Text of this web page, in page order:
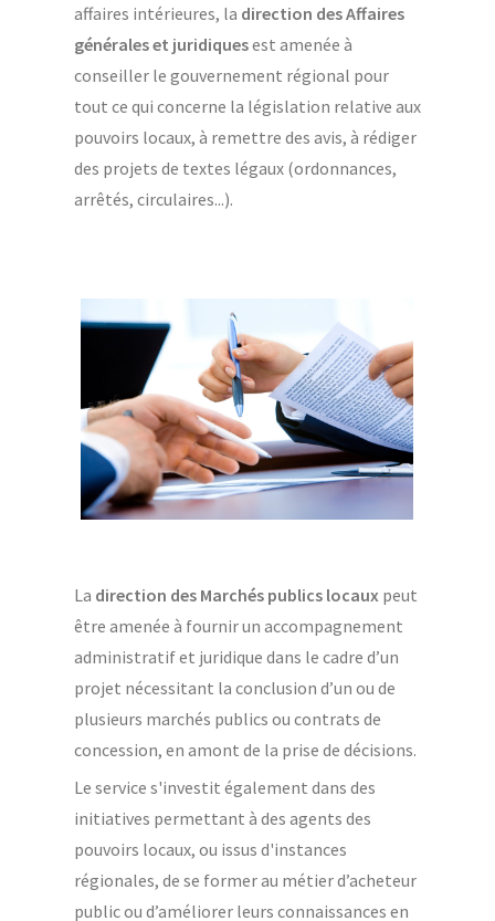
affaires intérieures, la direction des Affaires
générales et juridiquesest amenée à
conseiller le gouvernement régional pour
tout ce qui concerne la législation relative aux
pouvoirs locaux, à remettre des avis, à rédiger
des projets de textes légaux (ordonnances,
arrêtés, circulaires...).
La direction des Marchés publics locauxpeut
être amenée à fournir un accompagnement
administratif et juridique dans le cadre d’un
projet nécessitant la conclusion d’un ou de
plusieurs marchés publics ou contrats de
concession, en amont de la prise de décisions.
Le service s'investit également dans des
initiatives permettant à des agents des
pouvoirs locaux, ou issus d'instances
régionales, de se former au métier d’acheteur
public ou d’améliorer leurs connaissances en